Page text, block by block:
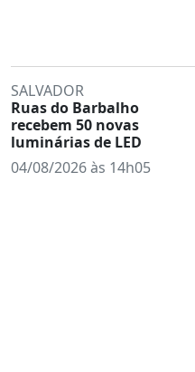
SALVADOR
Ruas do Barbalho
recebem 50 novas
luminárias de LED
04/08/2026 às 14h05